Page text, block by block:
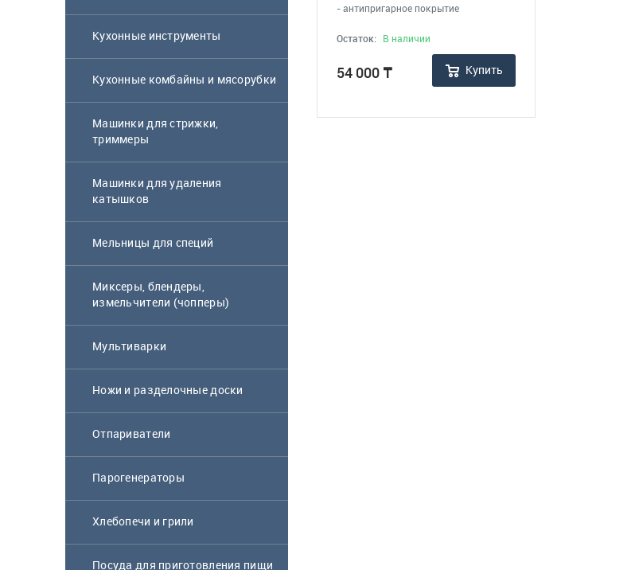
Кухонные инструменты
Кухонные комбайны и мясорубки
Машинки для стрижки,
триммеры
Машинки для удаления
катышков
Мельницы для специй
Миксеры, блендеры,
измельчители (чопперы)
Мультиварки
Ножи и разделочные доски
Отпариватели
Парогенераторы
Хлебопечи и грили
Посуда для приготовления пищи
- антипригарное покрытие
Остаток: В наличии
54 000 ₸ Купить